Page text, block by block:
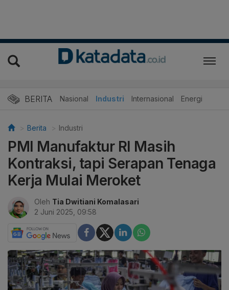
BERITA Nasional Industri Internasional Energi
Berita Industri
PMI Manufaktur RI Masih
Kontraksi, tapi Serapan Tenaga
Kerja Mulai Meroket
Oleh Tia Dwitiani Komalasari
2 Juni 2025, 09:58